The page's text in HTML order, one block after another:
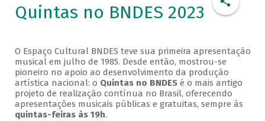
Quintas no BNDES 2023
O Espaço Cultural BNDES teve sua primeira apresentação
musical em julho de 1985. Desde então, mostrou-se
pioneiro no apoio ao desenvolvimento da produção
artística nacional: o Quintas no BNDESé o mais antigo
projeto de realização contínua no Brasil, oferecendo
apresentações musicais públicas e gratuitas, sempre às
quintas-feiras às 19h.